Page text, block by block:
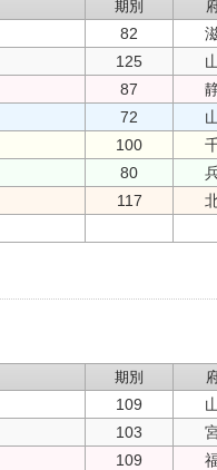
期別
82
125
87
72
100
80
117
期別
109
103
109